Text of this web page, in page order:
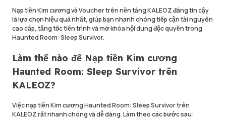
Nạp tiền Kim cương và Voucher trên nền tảng KALEOZ đáng tin cậy
là lựa chọn hiệu quả nhất, giúp bạn nhanh chóng tiếp cận tài nguyên
cao cấp, tăng tốc tiến trình và mở khóa nội dung độc quyền trong
Haunted Room: Sleep Survivor.
Làm thế nào để Nạp tiền Kim cương
Haunted Room: Sleep Survivor trên
KALEOZ?
Việc nạp tiền Kim cương Haunted Room: Sleep Survivor trên
KALEOZ rất nhanh chóng và dễ dàng. Làm theo các bước sau: